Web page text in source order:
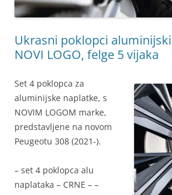
Ukrasni poklopci
NOVI LOGO, felge 5 vijaka
Set 4 poklopca za
aluminijske naplatke, s
NOVIM LOGOM marke,
predstavljene na novom
Peugeotu 308 (2021-).
– set 4 poklopca alu
naplataka – CRNE – –